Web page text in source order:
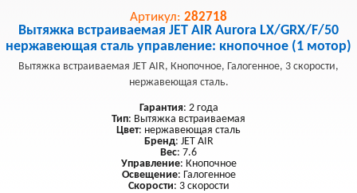
Артикул: 282718
Вытяжка встраиваемая JET AIR Aurora LX/GRX/F/50
нержавеющая сталь управление: кнопочное (1 мотор)
Вытяжка встраиваемая JET AIR, Кнопочное, Галогенное, 3 скорости,
нержавеющая сталь.
Гарантия: 2 года
Тип: Вытяжка встраиваемая
Цвет: нержавеющая сталь
Бренд: JET AIR
Вес: 7.6
Управление: Кнопочное
Освещение: Галогенное
Скорости: 3 скорости